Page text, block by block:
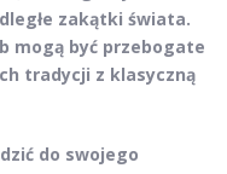
zakątki świata.
mogą być przebogate
tradycji z klasyczną
do swojego